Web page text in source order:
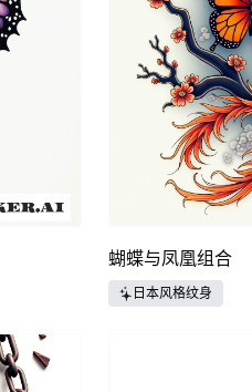
蝴蝶与凤凰组合
日本风格纹身